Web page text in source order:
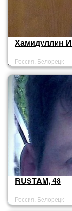
Хамидуллин
Россия, Белорецк
RUSTAM, 48
Россия, Белорецк